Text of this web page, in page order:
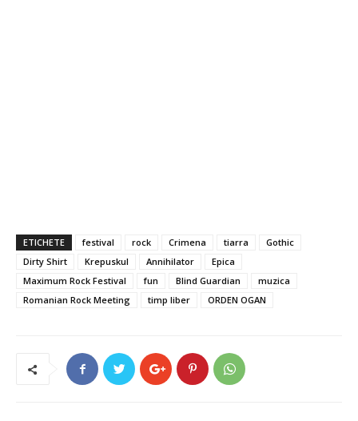
ETICHETE festival rock Crimena tiarra
Gothic
Dirty Shirt
Krepuskul Annihilator
Epica
Maximum Rock Festival
fun Blind Guardian
muzica
Romanian Rock Meeting
timp liber ORDEN OGAN